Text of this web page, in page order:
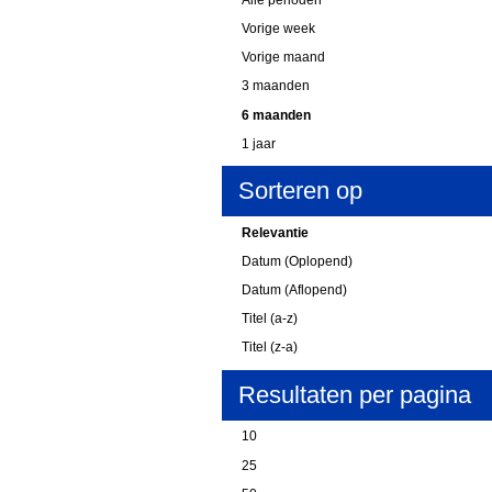
Vorige week
Vorige maand
3 maanden
6 maanden
1 jaar
Sorteren op
Relevantie
Datum (Oplopend)
Datum (Aflopend)
Titel (a-z)
Titel (z-a)
Resultaten per pagina
10
25